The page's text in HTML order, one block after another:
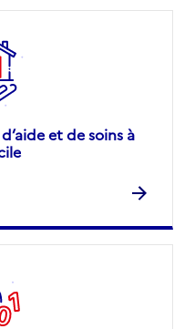
et de soins à